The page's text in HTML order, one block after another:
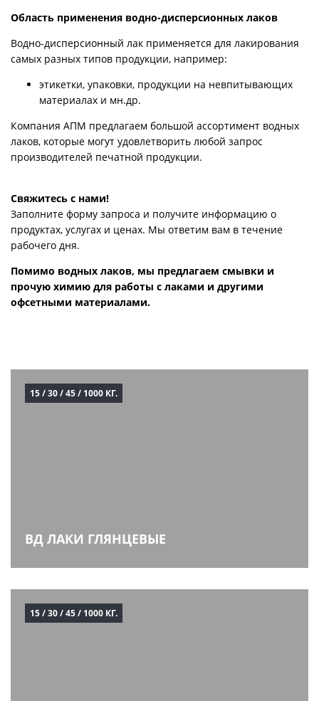
Область применения водно-дисперсионных лаков
Водно-дисперсионный лак применяется для лакирования
самых разных типов продукции, например:
этикетки, упаковки, продукции на невпитывающих
материалах и мн.др.
Компания АПМ предлагаем большой ассортимент водных
лаков, которые могут удовлетворить любой запрос
производителей печатной продукции.
Свяжитесь с нами!
Заполните форму запроса и получите информацию о
продуктах, услугах и ценах. Мы ответим вам в течение
рабочего дня.
Помимо водных лаков, мы предлагаем смывки и
прочую химию для работы с лаками и другими
офсетными материалами.
15 / 30 / 45 / 1000 КГ.
ВД ЛАКИ ГЛЯНЦЕВЫЕ
15 / 30 / 45 / 1000 КГ.